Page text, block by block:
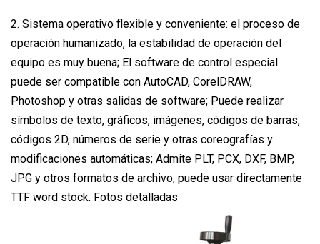
2. Sistema operativo flexible y conveniente: el proceso de
operación humanizado, la estabilidad de operación del
equipo es muy buena; El software de control especial
puede ser compatible con AutoCAD, CorelDRAW,
Photoshop y otras salidas de software; Puede realizar
símbolos de texto, gráficos, imágenes, códigos de barras,
códigos 2D, números de serie y otras coreografías y
modificaciones automáticas; Admite PLT, PCX, DXF, BMP,
JPG y otros formatos de archivo, puede usar directamente
TTF word stock. Fotos detalladas